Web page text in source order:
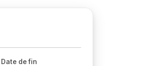
Date de fin